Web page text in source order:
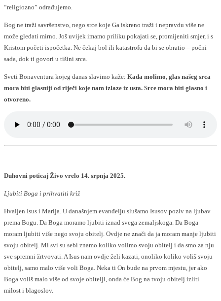
“religiozno” odrađujemo.
Bog ne traži savršenstvo, nego srce koje Ga iskreno traži i nepravdu više ne
može gledati mirno. Još uvijek imamo priliku pokajati se, promijeniti smjer, i s
Kristom početi ispočetka. Ne čekaj bol ili katastrofu da bi se obratio – počni
sada, dok ti govori u tišini srca.
Sveti Bonaventura kojeg danas slavimo kaže: Kada molimo, glas našeg srca
mora biti glasniji od riječi koje nam izlaze iz usta. Srce mora biti glasno i
otvoreno.
Duhovni poticaj Živo vrelo 14. srpnja 2025.
Ljubiti Boga i prihvatiti križ
Hvaljen Isus i Marija. U današnjem evanđelju slušamo Isusov poziv na ljubav
prema Bogu. Da Boga moramo ljubiti iznad svega zemaljskoga. Da Boga
moram ljubiti više nego svoju obitelj. Ovdje ne znači da ja moram manje ljubiti
svoju obitelj. Mi svi su sebi znamo koliko volimo svoju obitelj i da smo za nju
sve spremni žrtvovati. A Isus nam ovdje želi kazati, onoliko koliko voliš svoju
obitelj, samo malo više voli Boga. Neka ti On bude na prvom mjestu, jer ako
Boga voliš malo više od svoje obitelji, onda će Bog na tvoju obitelj izliti
milost i blagoslov.